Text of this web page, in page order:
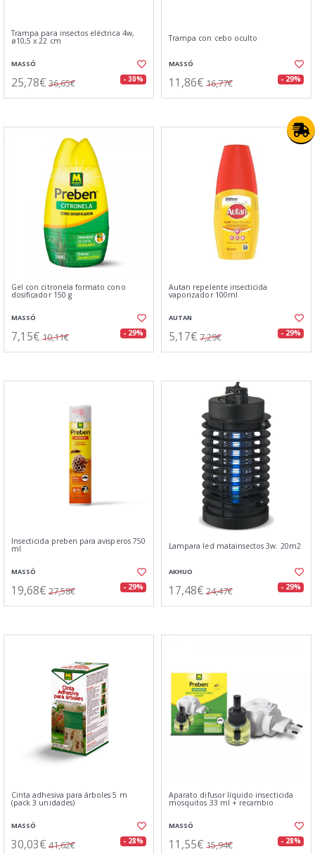
Trampa para insectos eléctrica 4w,
ø10,5 x 22 cm
MASSÓ
25,78€ 36,65€ - 30%
Trampa con cebo oculto
MASSÓ
11,86€ 16,77€ - 29%
Gel con citronela formato cono
dosificador 150 g
MASSÓ
7,15€ 10,11€ - 29%
Autan repelente insecticida
vaporizador 100ml
AUTAN
5,17€ 7,29€ - 29%
Insecticida preben para avisperos 750
ml
MASSÓ
19,68€ 27,58€ - 29%
Lampara led matainsectos 3w. 20m2
AKHUO
17,48€ 24,47€ - 29%
Cinta adhesiva para árboles 5 m
(pack 3 unidades)
MASSÓ
30,03€ 41,62€ - 28%
Aparato difusor líquido insecticida
mosquitos 33 ml + recambio
MASSÓ
11,55€ 15,94€ - 28%